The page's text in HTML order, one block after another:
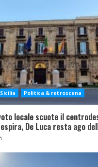
Politica & retroscena
locale scuote il
De Luca resta ago